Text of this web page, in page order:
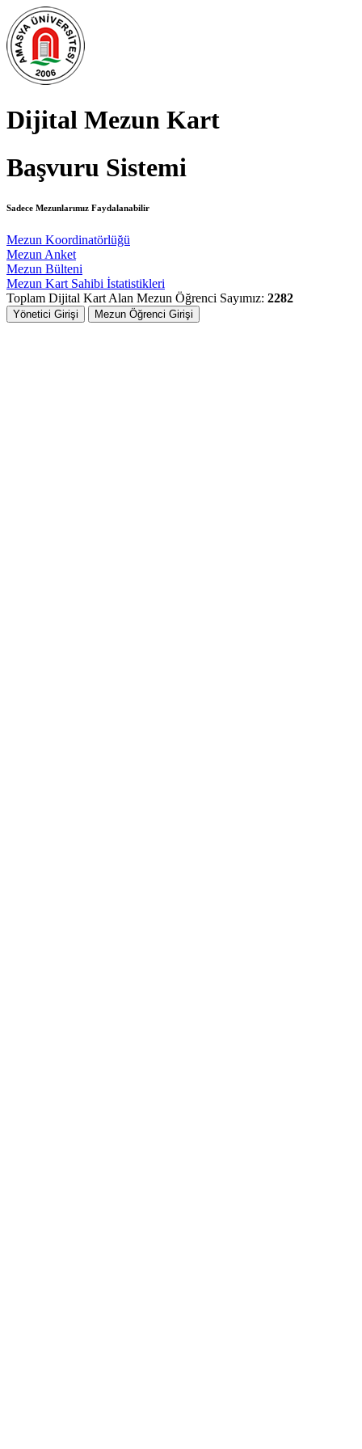
Dijital Mezun Kart
Başvuru Sistemi
Sadece Mezunlarımız Faydalanabilir
Mezun Koordinatörlüğü
Mezun Anket
Mezun Bülteni
Mezun Kart Sahibi İstatistikleri
Toplam Dijital Kart Alan Mezun Öğrenci Sayımız: 2282